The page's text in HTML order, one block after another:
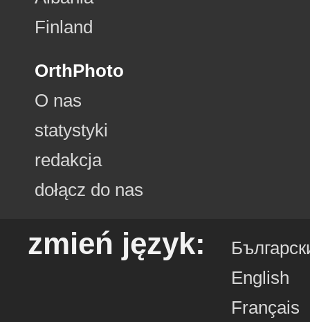
Finland
OrthPhoto
O nas
statystyki
redakcja
dołącz do nas
zmień język:
English
Français